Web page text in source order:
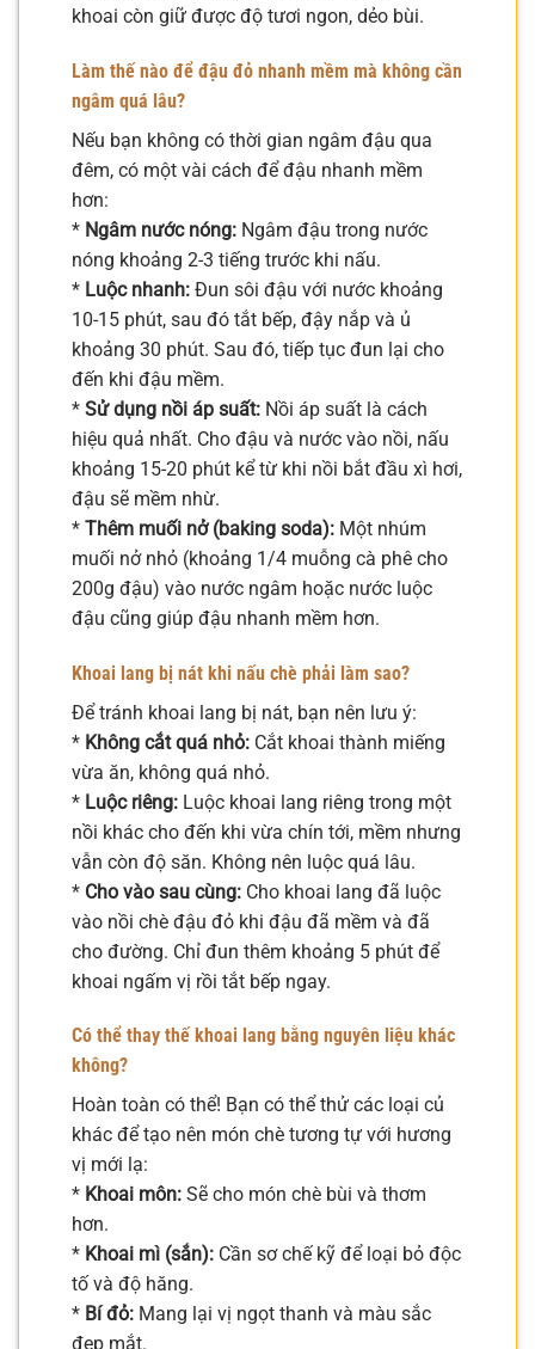
khoai còn giữ được độ tươi ngon, dẻo bùi.
Làm thế nào để đậu đỏ nhanh mềm mà không cần
ngâm quá lâu?
Nếu bạn không có thời gian ngâm đậu qua
đêm, có một vài cách để đậu nhanh mềm
hơn:
* Ngâm nước nóng: Ngâm đậu trong nước
nóng khoảng 2-3 tiếng trước khi nấu.
* Luộc nhanh: Đun sôi đậu với nước khoảng
10-15 phút, sau đó tắt bếp, đậy nắp và ủ
khoảng 30 phút. Sau đó, tiếp tục đun lại cho
đến khi đậu mềm.
* Sử dụng nồi áp suất: Nồi áp suất là cách
hiệu quả nhất. Cho đậu và nước vào nồi, nấu
khoảng 15-20 phút kể từ khi nồi bắt đầu xì hơi,
đậu sẽ mềm nhừ.
* Thêm muối nở (baking soda): Một nhúm
muối nở nhỏ (khoảng 1/4 muỗng cà phê cho
200g đậu) vào nước ngâm hoặc nước luộc
đậu cũng giúp đậu nhanh mềm hơn.
Khoai lang bị nát khi nấu chè phải làm sao?
Để tránh khoai lang bị nát, bạn nên lưu ý:
* Không cắt quá nhỏ: Cắt khoai thành miếng
vừa ăn, không quá nhỏ.
* Luộc riêng: Luộc khoai lang riêng trong một
nồi khác cho đến khi vừa chín tới, mềm nhưng
vẫn còn độ săn. Không nên luộc quá lâu.
* Cho vào sau cùng: Cho khoai lang đã luộc
vào nồi chè đậu đỏ khi đậu đã mềm và đã
cho đường. Chỉ đun thêm khoảng 5 phút để
khoai ngấm vị rồi tắt bếp ngay.
Có thể thay thế khoai lang bằng nguyên liệu khác
không?
Hoàn toàn có thể! Bạn có thể thử các loại củ
khác để tạo nên món chè tương tự với hương
vị mới lạ:
* Khoai môn: Sẽ cho món chè bùi và thơm
hơn.
* Khoai mì (sắn): Cần sơ chế kỹ để loại bỏ độc
tố và độ hăng.
* Bí đỏ: Mang lại vị ngọt thanh và màu sắc
đẹp mắt.